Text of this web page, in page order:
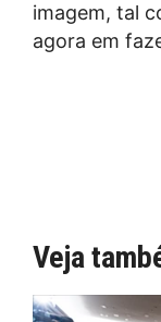
imagem, tal
agora em
Veja